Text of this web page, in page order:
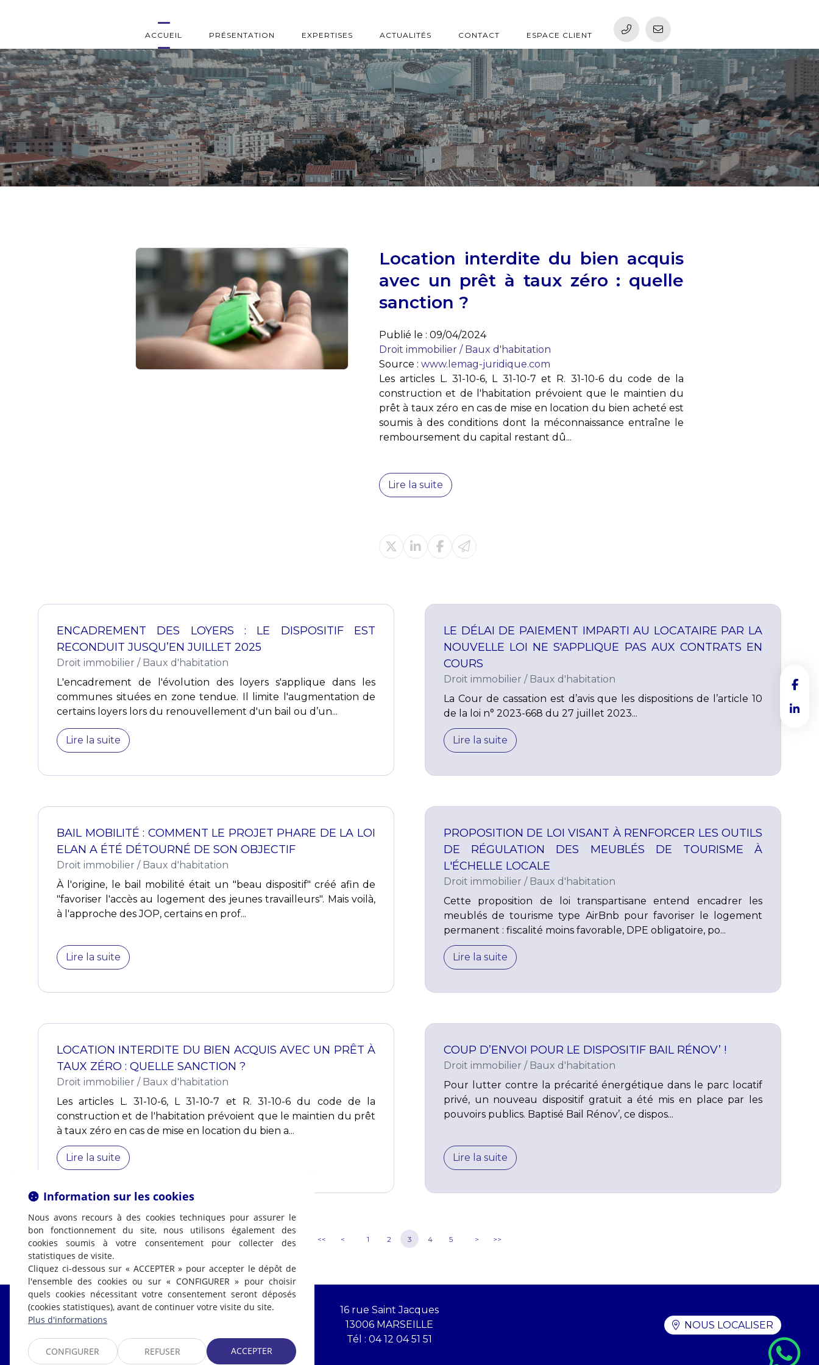
ACCUEIL PRÉSENTATION EXPERTISES ACTUALITÉS CONTACT ESPACE CLIENT
Location interdite du bien acquis
avec un prêt à taux zéro : quelle
sanction ?
Publié le : 09/04/2024
Droit immobilier / Baux d'habitation
Source : www.lemag-juridique.com
Les articles L. 31-10-6, L 31-10-7 et R. 31-10-6 du code de la
construction et de l'habitation prévoient que le maintien du
prêt à taux zéro en cas de mise en location du bien acheté est
soumis à des conditions dont la méconnaissance entraîne le
remboursement du capital restant dû...
Lire la suite
ENCADREMENT DES LOYERS : LE DISPOSITIF EST
RECONDUIT JUSQU’EN JUILLET 2025
Droit immobilier / Baux d'habitation
L'encadrement de l'évolution des loyers s'applique dans les
communes situées en zone tendue. Il limite l'augmentation de
certains loyers lors du renouvellement d'un bail ou d’un...
Lire la suite
LE DÉLAI DE PAIEMENT IMPARTI AU LOCATAIRE PAR LA
NOUVELLE LOI NE S'APPLIQUE PAS AUX CONTRATS EN
COURS
Droit immobilier / Baux d'habitation
La Cour de cassation est d’avis que les dispositions de l’article 10
de la loi n° 2023-668 du 27 juillet 2023...
Lire la suite
BAIL MOBILITÉ : COMMENT LE PROJET PHARE DE LA LOI
ELAN A ÉTÉ DÉTOURNÉ DE SON OBJECTIF
Droit immobilier / Baux d'habitation
À l'origine, le bail mobilité était un "beau dispositif" créé afin de
"favoriser l'accès au logement des jeunes travailleurs". Mais voilà,
à l'approche des JOP, certains en prof...
Lire la suite
PROPOSITION DE LOI VISANT À RENFORCER LES OUTILS
DE RÉGULATION DES MEUBLÉS DE TOURISME À
L'ÉCHELLE LOCALE
Droit immobilier / Baux d'habitation
Cette proposition de loi transpartisane entend encadrer les
meublés de tourisme type AirBnb pour favoriser le logement
permanent : fiscalité moins favorable, DPE obligatoire, po...
Lire la suite
LOCATION INTERDITE DU BIEN ACQUIS AVEC UN PRÊT À
TAUX ZÉRO : QUELLE SANCTION ?
Droit immobilier / Baux d'habitation
Les articles L. 31-10-6, L 31-10-7 et R. 31-10-6 du code de la
construction et de l'habitation prévoient que le maintien du prêt
à taux zéro en cas de mise en location du bien a...
Lire la suite
COUP D’ENVOI POUR LE DISPOSITIF BAIL RÉNOV’ !
Droit immobilier / Baux d'habitation
Pour lutter contre la précarité énergétique dans le parc locatif
privé, un nouveau dispositif gratuit a été mis en place par les
pouvoirs publics. Baptisé Bail Rénov’, ce dispos...
Lire la suite
<< < 1 2 3 4 5 > >>
Fabrice LABI
16 rue Saint Jacques
13006 MARSEILLE
Tél : 04 12 04 51 51
NOUS LOCALISER
Information sur les cookies
Nous avons recours à des cookies techniques pour assurer le
bon fonctionnement du site, nous utilisons également des
cookies soumis à votre consentement pour collecter des
statistiques de visite.
Cliquez ci-dessous sur « ACCEPTER » pour accepter le dépôt de
l'ensemble des cookies ou sur « CONFIGURER » pour choisir
quels cookies nécessitant votre consentement seront déposés
(cookies statistiques), avant de continuer votre visite du site.
Plus d'informations
CONFIGURER REFUSER ACCEPTER